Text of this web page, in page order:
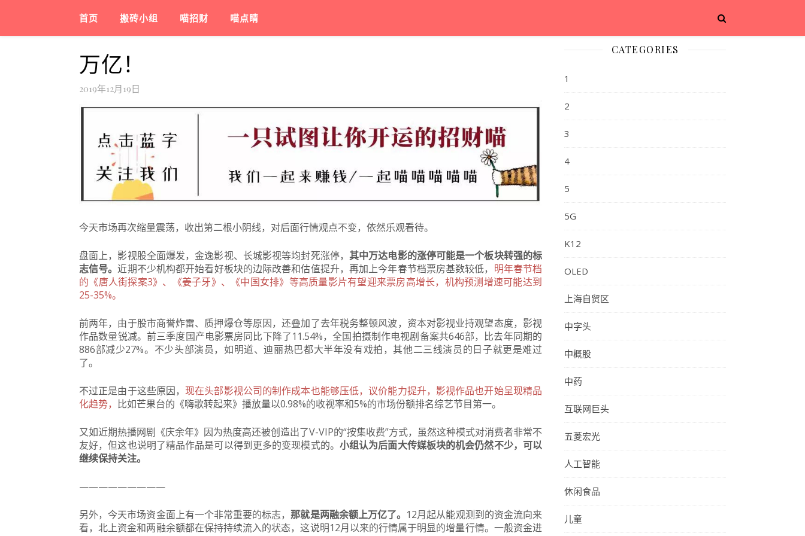
首页 搬砖小组 喵招财 喵点睛
万亿！
2019年12月19日
今天市场再次缩量震荡，收出第二根小阴线，对后面行情观点不变，依然乐观看待。
盘面上，影视股全面爆发，金逸影视、长城影视等均封死涨停， 其中万达电影的涨停可能是一个板块转强的标
志信号。近期不少机构都开始看好板块的边际改善和估值提升，再加上今年春节档票房基数较低， 明年春节档
的《唐人街探案3》、《姜子牙》、《中国女排》等高质量影片有望迎来票房高增长，机构预测增速可能达到
25-35%。
前两年，由于股市商誉炸雷、质押爆仓等原因，还叠加了去年税务整顿风波，资本对影视业持观望态度，影视
作品数量锐减。 前三季度国产电影票房同比下降了11.54%，全国拍摄制作电视剧备案共646部，比去年同期的
886部减少27%。 不少头部演员，如明道、迪丽热巴都大半年没有戏拍，其他二三线演员的日子就更是难过
了。
不过正是由于这些原因，现在头部影视公司的制作成本也能够压低，议价能力提升，影视作品也开始呈现精品
化趋势， 比如芒果台的《嗨歌转起来》播放量以0.98%的收视率和5%的市场份额排名综艺节目第一。
又如近期热播网剧《庆余年》因为热度高还被创造出了V-VIP的“按集收费”方式，虽然这种模式对消费者非常不
友好，但这也说明了精品作品是可以得到更多的变现模式的。 小组认为后面大传媒板块的机会仍然不少，可以
继续保持关注。
—————————
另外，今天市场资金面上有一个非常重要的标志，那就是两融余额上万亿了。 12月起从能观测到的资金流向来
看，北上资金和两融余额都在保持持续流入的状态，这说明12月以来的行情属于明显的增量行情。 一般资金进
CATEGORIES
1
2
3
4
5
5G
K12
OLED
上海自贸区
中字头
中概股
中药
互联网巨头
五菱宏光
人工智能
休闲食品
儿童